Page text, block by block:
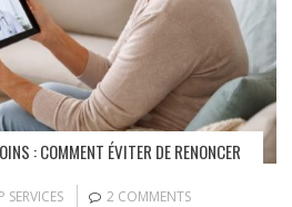
: COMMENT ÉVITER DE RENONCER
SERVICES 2 COMMENTS